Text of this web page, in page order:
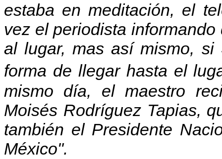
estaba en meditación, el
vez el periodista
al lugar, mas así mismo, si
forma de llegar hasta el
mismo día, el maestro
Moisés Rodríguez Tapias,
también el Presidente
México".